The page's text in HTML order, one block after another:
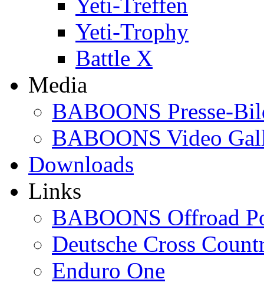
Yeti-Trophy
Battle X
Media
BABOONS Presse-
BABOONS Video
Downloads
Links
BABOONS Offroad
Deutsche Cross
Enduro One